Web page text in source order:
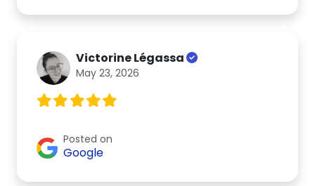
Victorine Légassa
May 23, 2026
Posted on
Google